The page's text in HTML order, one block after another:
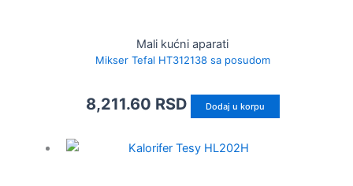
Mali kućni aparati
Mikser Tefal HT312138 sa posudom
8,211.60 RSD Dodaj u korpu